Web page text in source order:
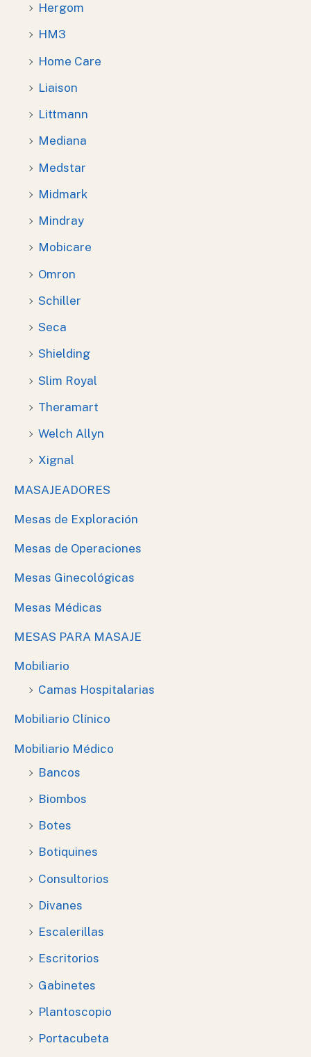
Hergom
HM3
Home Care
Liaison
Littmann
Mediana
Medstar
Midmark
Mindray
Mobicare
Omron
Schiller
Seca
Shielding
Slim Royal
Theramart
Welch Allyn
Xignal
MASAJEADORES
Mesas de Exploración
Mesas de Operaciones
Mesas Ginecológicas
Mesas Médicas
MESAS PARA MASAJE
Mobiliario
Camas Hospitalarias
Mobiliario Clínico
Mobiliario Médico
Bancos
Biombos
Botes
Botiquines
Consultorios
Divanes
Escalerillas
Escritorios
Gabinetes
Plantoscopio
Portacubeta